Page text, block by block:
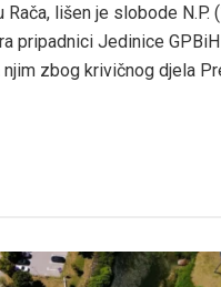
lišen je slobode N.P.
pripadnici Jedinice
zbog krivičnog djela